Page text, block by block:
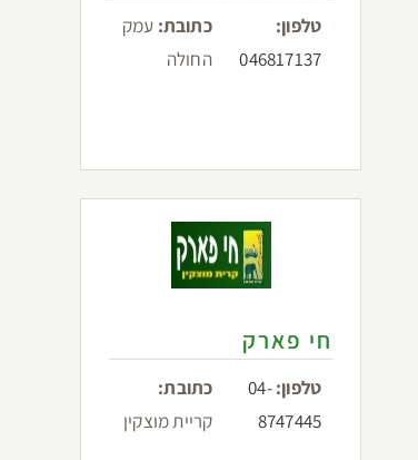
טלפון:
046817137
כתובת: עמק
החולה
חי פארק
טלפון:04-
8747445
כתובת:
קריית מוצקין